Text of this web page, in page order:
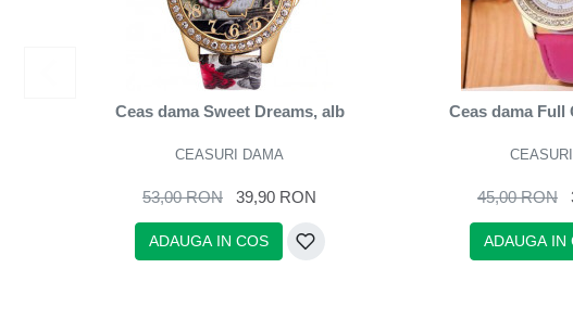
Ceas dama Sweet Dreams, alb
CEASURI DAMA
53,00 RON 39,90 RON
ADAUGA IN COS
Ceas dama Full
45,00 RON
ADAUGA IN